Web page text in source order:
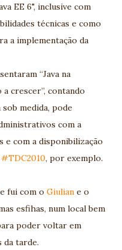
EE 6", inclusive com
técnicas e como
a implementação da
“Java na
a crescer”, contando
sob medida, pode
com a
e com a disponibilização
#TDC2010, por exemplo.
fui com o Giulian e o
esfihas, num local bem
poder voltar em
da tarde.